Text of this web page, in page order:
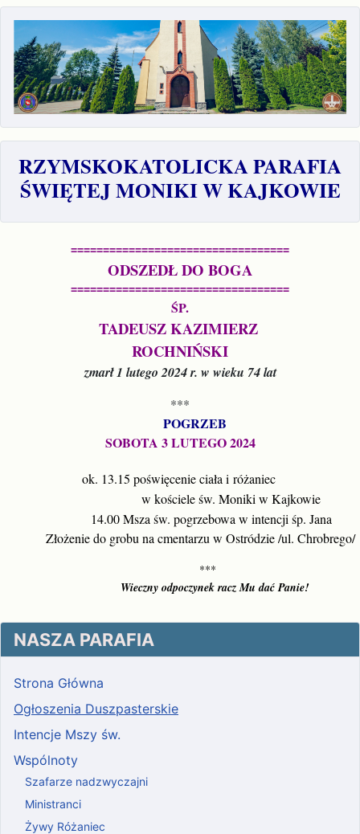
RZYMSKOKATOLICKA PARAFIA
ŚWIĘTEJ MONIKI W KAJKOWIE
==================================
ODSZEDŁ DO BOGA
==================================
ŚP.
TADEUSZ KAZIMIERZ
ROCHNIŃSKI
zmarł 1 lutego 2024 r. w wieku 74 lat
***
POGRZEB
SOBOTA 3 LUTEGO 2024
ok. 13.15 poświęcenie ciała i różaniec
w kościele św. Moniki w Kajkowie
14.00 Msza św. pogrzebowa w intencji śp. Jana
Złożenie do grobu na cmentarzu w Ostródzie /ul. Chrobrego/
***
Wieczny odpoczynek racz Mu dać Panie!
NASZA PARAFIA
Strona Główna
Ogłoszenia Duszpasterskie
Intencje Mszy św.
Wspólnoty
Szafarze nadzwyczajni
Ministranci
Żywy Różaniec